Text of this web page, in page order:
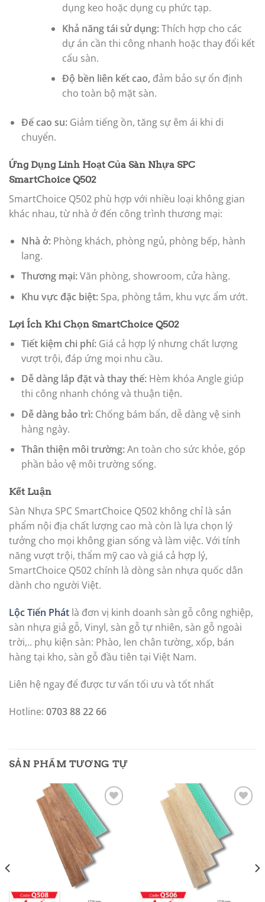
dụng keo hoặc dụng cụ phức tạp.
Khả năng tái sử dụng:Thích hợp cho các
dự án cần thi công nhanh hoặc thay đổi kết
cấu sàn.
Độ bền liên kết cao, đảm bảo sự ổn định
cho toàn bộ mặt sàn.
Đế cao su:Giảm tiếng ồn, tăng sự êm ái khi di
chuyển.
Ứng Dụng Linh Hoạt Của Sàn Nhựa SPC
SmartChoice Q502
SmartChoice Q502 phù hợp với nhiều loại không gian
khác nhau, từ nhà ở đến công trình thương mại:
Nhà ở:Phòng khách, phòng ngủ, phòng bếp, hành
lang.
Thương mại:Văn phòng, showroom, cửa hàng.
Khu vực đặc biệt:Spa, phòng tắm, khu vực ẩm ướt.
Lợi Ích Khi Chọn SmartChoice Q502
Tiết kiệm chi phí:Giá cả hợp lý nhưng chất lượng
vượt trội, đáp ứng mọi nhu cầu.
Dễ dàng lắp đặt và thay thế:Hèm khóa Angle giúp
thi công nhanh chóng và thuận tiện.
Dễ dàng bảo trì:Chống bám bẩn, dễ dàng vệ sinh
hàng ngày.
Thân thiện môi trường:An toàn cho sức khỏe, góp
phần bảo vệ môi trường sống.
Kết Luận
Sàn Nhựa SPC SmartChoice Q502 không chỉ là sản
phẩm nội địa chất lượng cao mà còn là lựa chọn lý
tưởng cho mọi không gian sống và làm việc. Với tính
năng vượt trội, thẩm mỹ cao và giá cả hợp lý,
SmartChoice Q502 chính là dòng sàn nhựa quốc dân
dành cho người Việt.
Lộc Tiến Phát là đơn vị kinh doanh sàn gỗ công nghiệp,
sàn nhựa giả gỗ, Vinyl, sàn gỗ tự nhiên, sàn gỗ ngoài
trời,.. phụ kiện sàn: Phào, len chân tường, xốp, bán
hàng tại kho, sàn gỗ đầu tiên tại Việt Nam.
Liên hệ ngay để được tư vấn tối ưu và tốt nhất
Hotline: 0703 88 22 66
SẢN PHẨM TƯƠNG TỰ
Add to
wishlist
wishlist